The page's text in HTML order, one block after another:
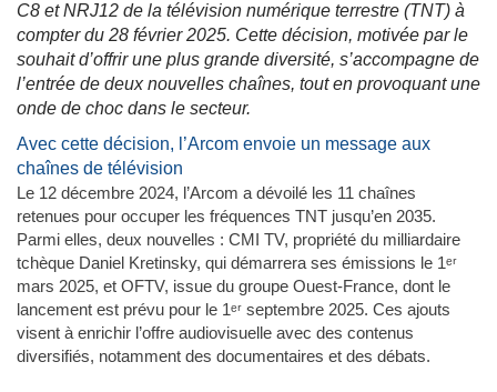
C8 et NRJ12 de la télévision numérique terrestre (TNT) à
compter du 28 février 2025. Cette décision, motivée par le
souhait d’offrir une plus grande diversité, s’accompagne de
l’entrée de deux nouvelles chaînes, tout en provoquant une
onde de choc dans le secteur.
Avec cette décision, l’Arcom envoie un message aux
chaînes de télévision
Le 12 décembre 2024, l’Arcom a dévoilé les 11 chaînes
retenues pour occuper les fréquences TNT jusqu’en 2035.
Parmi elles, deux nouvelles : CMI TV, propriété du milliardaire
tchèque Daniel Kretinsky, qui démarrera ses émissions le 1ᵉʳ
mars 2025, et OFTV, issue du groupe Ouest-France, dont le
lancement est prévu pour le 1ᵉʳ septembre 2025. Ces ajouts
visent à enrichir l’offre audiovisuelle avec des contenus
diversifiés, notamment des documentaires et des débats.